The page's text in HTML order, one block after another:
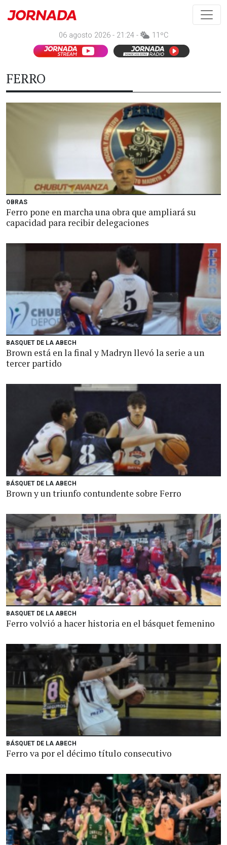
06 agosto 2026 - 21:24 - 11ºC
FERRO
OBRAS
Ferro pone en marcha una obra que ampliará su
capacidad para recibir delegaciones
BASQUET DE LA ABECH
Brown está en la final y Madryn llevó la serie a un
tercer partido
BÁSQUET DE LA ABECH
Brown y un triunfo contundente sobre Ferro
BASQUET DE LA ABECH
Ferro volvió a hacer historia en el básquet femenino
BÁSQUET DE LA ABECH
Ferro va por el décimo título consecutivo